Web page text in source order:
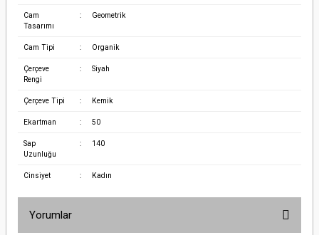
Cam
Tasarımı
: Geometrik
Cam Tipi : Organik
Çerçeve
Rengi
: Siyah
Çerçeve Tipi : Kemik
Ekartman : 50
Sap
Uzunluğu
: 140
Cinsiyet : Kadın
Yorumlar